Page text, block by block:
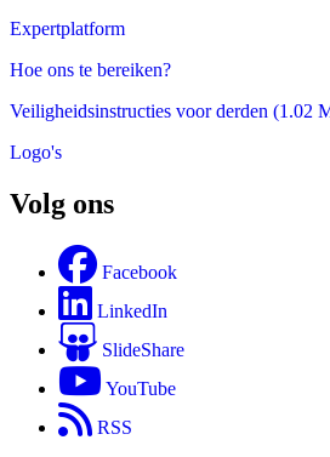
Expertplatform
Hoe ons te bereiken?
Veiligheidsinstructies voor derden (1.02
Logo's
Volg ons
Facebook
LinkedIn
SlideShare
YouTube
RSS